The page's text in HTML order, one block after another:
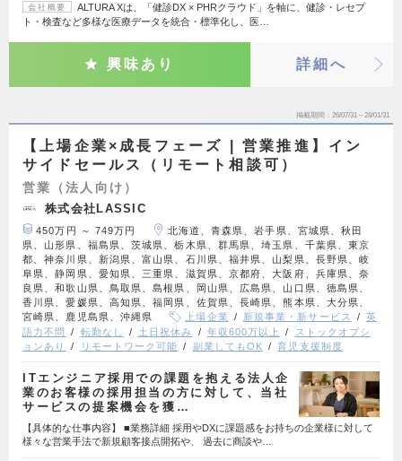
会社概要
ALTURA Xは、「健診DX × PHRクラウド」を軸に、健診・レセプ
ト・検査など多様な医療データを統合・標準化し、医…
興味あり 詳細へ
掲載期間 26/07/31～28/01/31
【上場企業×成長フェーズ | 営業推進】イン
サイドセールス（リモート相談可）
営業（法人向け）
株式会社LASSIC
450万円 ～ 749万円
北海道、青森県、岩手県、宮城県、秋田
県、山形県、福島県、茨城県、栃木県、群馬県、埼玉県、千葉県、東京
都、神奈川県、新潟県、富山県、石川県、福井県、山梨県、長野県、岐
阜県、静岡県、愛知県、三重県、滋賀県、京都府、大阪府、兵庫県、奈
良県、和歌山県、鳥取県、島根県、岡山県、広島県、山口県、徳島県、
香川県、愛媛県、高知県、福岡県、佐賀県、長崎県、熊本県、大分県、
宮崎県、鹿児島県、沖縄県
上場企業 新規事業・新サービス
英
語力不問
転勤なし 土日祝休み 年収600万以上
ストックオプシ
ョンあり
リモートワーク可能 副業してもOK 育児支援制度
ITエンジニア採用での課題を抱える法人企
業のお客様の採⽤担当の⽅に対して、当社
サービスの提案機会を獲…
【具体的な仕事内容】 ■業務詳細 採⽤やDXに課題感をお持ちの企業様に対して
様々な営業⼿法で新規顧客接点開拓や、 過去に商談や…